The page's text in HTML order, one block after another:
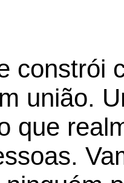
constrói
união.
que